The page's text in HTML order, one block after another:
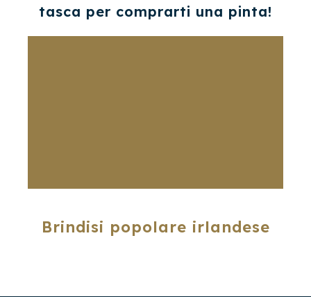
tasca per comprarti una pinta!
Brindisi popolare irlandese